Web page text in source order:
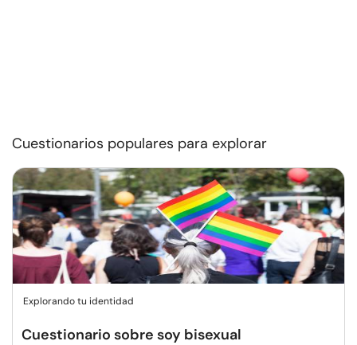
Cuestionarios populares para explorar
Explorando tu identidad
Cuestionario sobre soy bisexual